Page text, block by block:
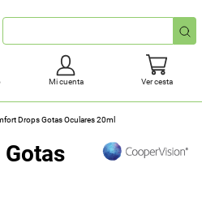
Búsqueda
rápida
Mi cuenta Ver cesta
Drops Gotas Oculares 20ml